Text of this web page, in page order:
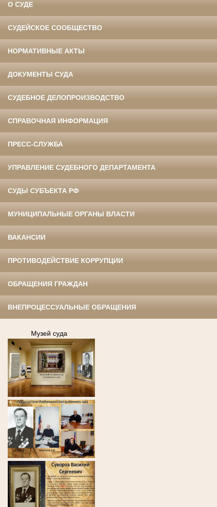
О СУДЕ
СУДЕЙСКОЕ СООБЩЕСТВО
НОРМАТИВНЫЕ АКТЫ
ДОКУМЕНТЫ СУДА
СУДЕБНОЕ ДЕЛОПРОИЗВОДСТВО
СПРАВОЧНАЯ ИНФОРМАЦИЯ
ПРЕСС-СЛУЖБА
УПРАВЛЕНИЕ СУДЕБНОГО ДЕПАРТАМЕНТА
СУДЫ СУБЪЕКТА РФ
МУНИЦИПАЛЬНЫЕ ОРГАНЫ ВЛАСТИ
ВАКАНСИИ
ПРОТИВОДЕЙСТВИЕ КОРРУПЦИИ
ОБРАЩЕНИЯ ГРАЖДАН
ВНЕПРОЦЕССУАЛЬНЫЕ ОБРАЩЕНИЯ
Музей суда